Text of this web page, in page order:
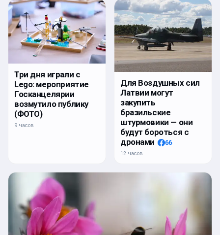
Три дня играли с
Lego: мероприятие
Госканцелярии
возмутило публику
(ФОТО)
9 часов
Для Воздушных сил
Латвии могут
закупить
бразильские
штурмовики — они
будут бороться с
дронами
66
12 часов